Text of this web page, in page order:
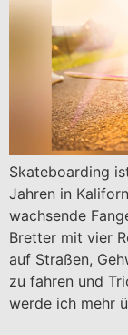
Skateboarding
Jahren in
wachsende
Bretter mit vier
auf Straßen,
zu fahren und
werde ich mehr